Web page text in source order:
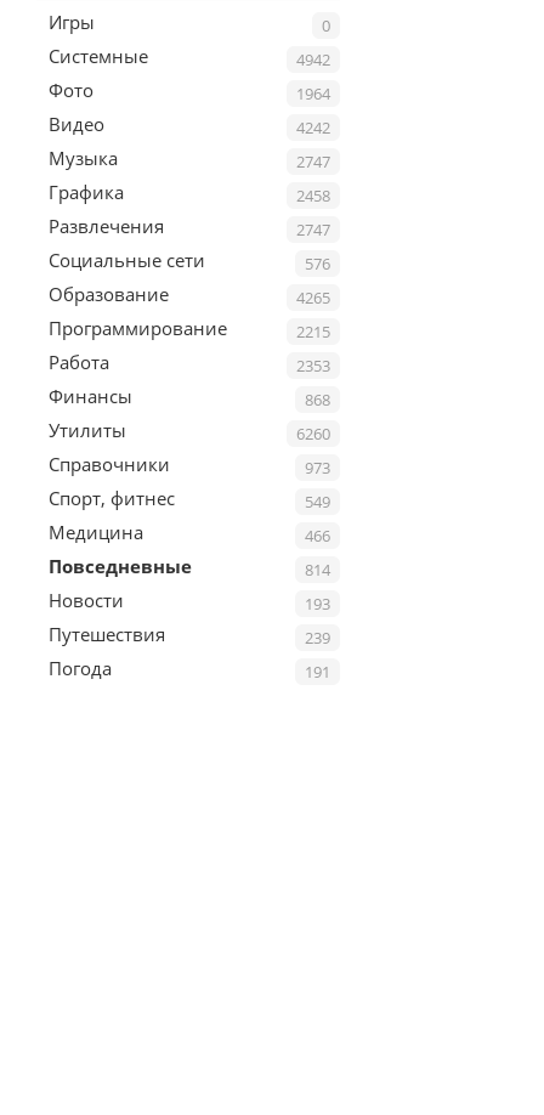
0
Игры
4942
Системные
1964
Фото
4242
Видео
2747
Музыка
2458
Графика
2747
Развлечения
576
Социальные сети
4265
Образование
2215
Программирование
2353
Работа
868
Финансы
6260
Утилиты
973
Справочники
549
Спорт, фитнес
466
Медицина
814
Повседневные
193
Новости
239
Путешествия
191
Погода